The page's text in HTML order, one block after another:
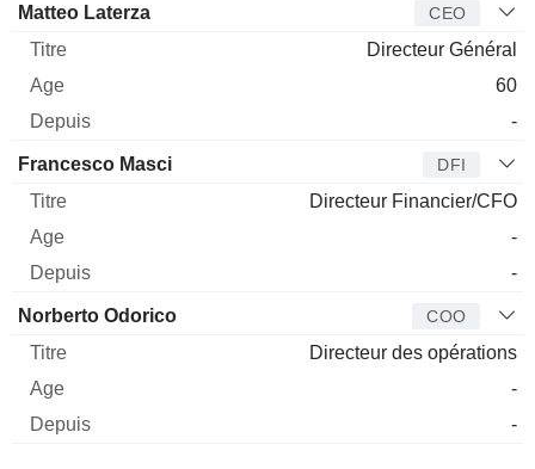
Dirigeant Titre
Matteo Laterza CEO
Directeur Général
60
-
Francesco Masci DFI
Directeur Financier/CFO
-
-
Norberto Odorico COO
Directeur des opérations
-
-